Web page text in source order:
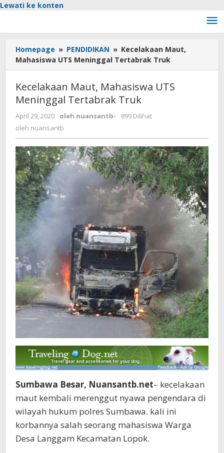
Lewati ke konten
Homepage » PENDIDIKAN » Kecelakaan Maut,
Mahasiswa UTS Meninggal Tertabrak Truk
Kecelakaan Maut, Mahasiswa UTS
Meninggal Tertabrak Truk
April 29, 2020 oleh nuansantb-
899 Dilihat
oleh nuansantb
Sumbawa Besar, Nuansantb.net– kecelakaan
maut kembali merenggut nyawa pengendara di
wilayah hukum polres Sumbawa. kali ini
korbannya salah seorang mahasiswa Warga
Desa Langgam Kecamatan Lopok.